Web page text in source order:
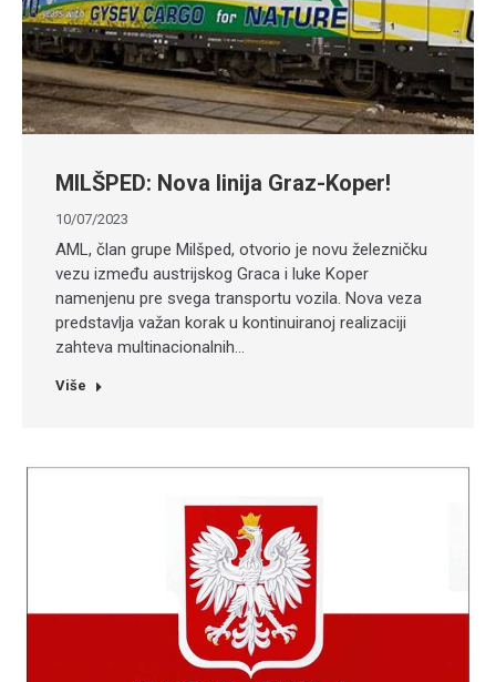
MILŠPED: Nova linija Graz-Koper!
10/07/2023
AML, član grupe Milšped, otvorio je novu železničku
vezu između austrijskog Graca i luke Koper
namenjenu pre svega transportu vozila. Nova veza
predstavlja važan korak u kontinuiranoj realizaciji
zahteva multinacionalnih…
Više